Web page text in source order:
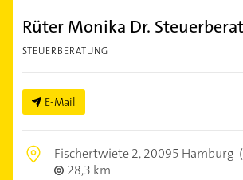
Rüter Monika Dr.
STEUERBERATUNG
E-Mail
Fischertwiete 2,20095 Hamburg
28,3 km